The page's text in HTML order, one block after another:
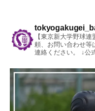
【東京新大学野球連
頼、お問い合わせ等
連絡ください。
↓公